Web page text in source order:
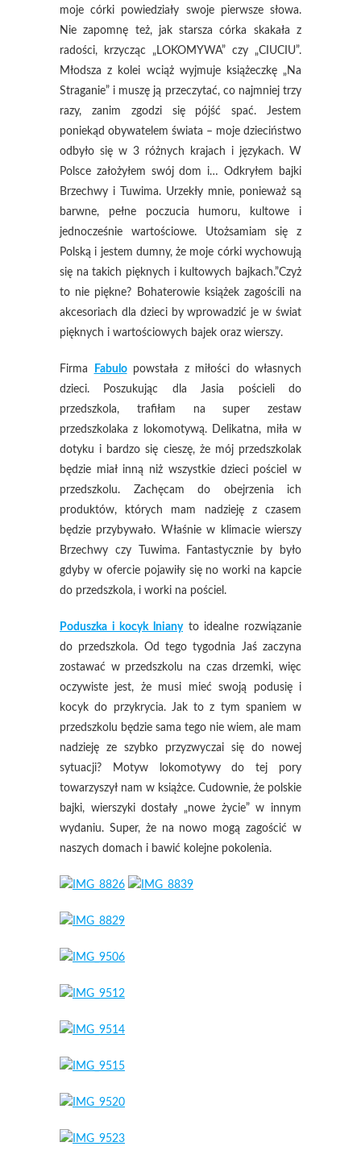
moje córki powiedziały swoje pierwsze słowa.
Nie zapomnę też, jak starsza córka skakała z
radości, krzycząc „LOKOMYWA” czy „CIUCIU”.
Młodsza z kolei wciąż wyjmuje książeczkę „Na
Straganie” i muszę ją przeczytać, co najmniej trzy
razy, zanim zgodzi się pójść spać. Jestem
poniekąd obywatelem świata – moje dzieciństwo
odbyło się w 3 różnych krajach i językach. W
Polsce założyłem swój dom i… Odkryłem bajki
Brzechwy i Tuwima. Urzekły mnie, ponieważ są
barwne, pełne poczucia humoru, kultowe i
jednocześnie wartościowe. Utożsamiam się z
Polską i jestem dumny, że moje córki wychowują
się na takich pięknych i kultowych bajkach.”Czyż
to nie piękne? Bohaterowie książek zagościli na
akcesoriach dla dzieci by wprowadzić je w świat
pięknych i wartościowych bajek oraz wierszy.
Firma Fabulopowstała z miłości do własnych
dzieci. Poszukując dla Jasia pościeli do
przedszkola, trafiłam na super zestaw
przedszkolaka z lokomotywą. Delikatna, miła w
dotyku i bardzo się cieszę, że mój przedszkolak
będzie miał inną niż wszystkie dzieci pościel w
przedszkolu. Zachęcam do obejrzenia ich
produktów, których mam nadzieję z czasem
będzie przybywało. Właśnie w klimacie wierszy
Brzechwy czy Tuwima. Fantastycznie by było
gdyby w ofercie pojawiły się no worki na kapcie
do przedszkola, i worki na pościel.
Poduszka i kocyk lnianyto idealne rozwiązanie
do przedszkola. Od tego tygodnia Jaś zaczyna
zostawać w przedszkolu na czas drzemki, więc
oczywiste jest, że musi mieć swoją podusię i
kocyk do przykrycia. Jak to z tym spaniem w
przedszkolu będzie sama tego nie wiem, ale mam
nadzieję ze szybko przyzwyczai się do nowej
sytuacji? Motyw lokomotywy do tej pory
towarzyszył nam w książce. Cudownie, że polskie
bajki, wierszyki dostały „nowe życie” w innym
wydaniu. Super, że na nowo mogą zagościć w
naszych domach i bawić kolejne pokolenia.